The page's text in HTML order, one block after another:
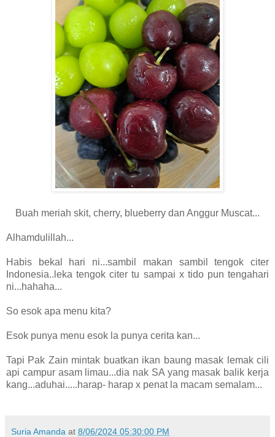
Buah meriah skit, cherry, blueberry dan Anggur Muscat...
Alhamdulillah...
Habis bekal hari ni...sambil makan sambil tengok citer
Indonesia..leka tengok citer tu sampai x tido pun tengahari
ni...hahaha...
So esok apa menu kita?
Esok punya menu esok la punya cerita kan...
Tapi Pak Zain mintak buatkan ikan baung masak lemak cili
api campur asam limau...dia nak SA yang masak balik kerja
kang...aduhai.....harap- harap x penat la macam semalam...
Suria Amanda at 8/06/2024 05:30:00 PM